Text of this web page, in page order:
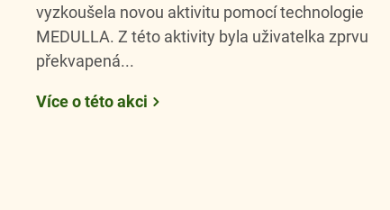
vyzkoušela novou aktivitu pomocí technologie
MEDULLA. Z této aktivity byla uživatelka zprvu
překvapená...
Více o této akci